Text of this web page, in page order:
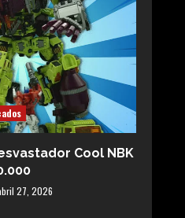
Cool NBK
27, 2026